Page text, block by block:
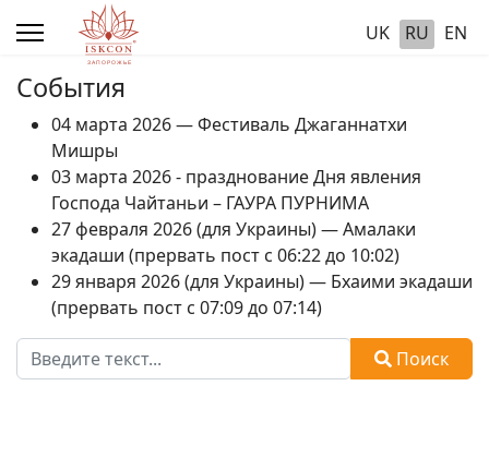
UK RU EN
События
04 марта 2026 — Фестиваль Джаганнатхи
Мишры
03 марта 2026 - празднование Дня явления
Господа Чайтаньи – ГАУРА ПУРНИМА
27 февраля 2026 (для Украины) — Амалаки
экадаши (прервать пост с 06:22 до 10:02)
29 января 2026 (для Украины) — Бхаими экадаши
(прервать пост с 07:09 до 07:14)
Поиск
Поиск